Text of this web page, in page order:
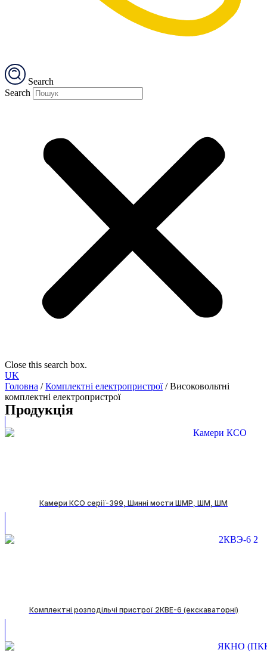
Search
Search
Close this search box.
UK
Головна /Комплектні електропристрої/ Високовольтні
комплектні електропристрої
Продукція
Камери КСО серії-399, Шинні мости ШМР, ШМ, ШМ
Комплектні розподільчі пристрої 2КВЕ-6 (екскаваторні)